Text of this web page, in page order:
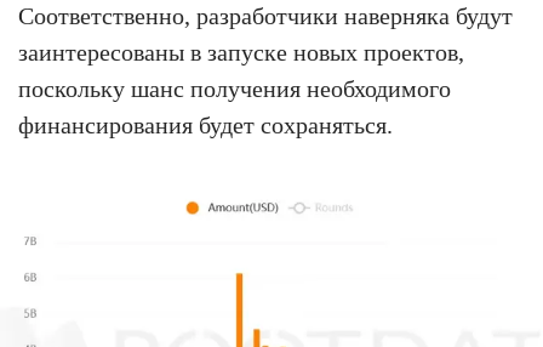
Соответственно, разработчики наверняка будут
заинтересованы в запуске новых проектов,
поскольку шанс получения необходимого
финансирования будет сохраняться.